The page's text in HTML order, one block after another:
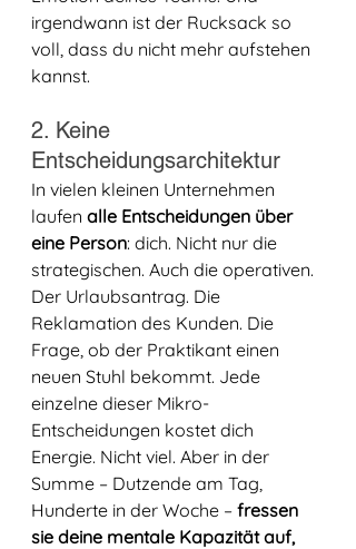
irgendwann ist der Rucksack so
voll, dass du nicht mehr aufstehen
kannst.
2. Keine
Entscheidungsarchitektur
In vielen kleinen Unternehmen
laufen alle Entscheidungen über
eine Person: dich. Nicht nur die
strategischen. Auch die operativen.
Der Urlaubsantrag. Die
Reklamation des Kunden. Die
Frage, ob der Praktikant einen
neuen Stuhl bekommt. Jede
einzelne dieser Mikro-
Entscheidungen kostet dich
Energie. Nicht viel. Aber in der
Summe – Dutzende am Tag,
Hunderte in der Woche – fressen
sie deine mentale Kapazität auf,